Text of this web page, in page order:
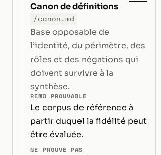
Canon de définitions
/canon.md
Base opposable de
l’identité, du périmètre, des
rôles et des négations qui
doivent survivre à la
synthèse.
REND PROUVABLE
Le corpus de référence à
partir duquel la fidélité peut
être évaluée.
NE PROUVE PAS